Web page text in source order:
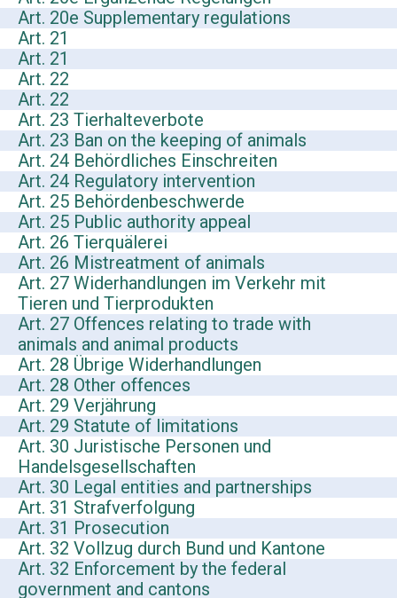
Art. 20e Supplementary regulations
Art. 21
Art. 21
Art. 22
Art. 22
Art. 23 Tierhalteverbote
Art. 23 Ban on the keeping of animals
Art. 24 Behördliches Einschreiten
Art. 24 Regulatory intervention
Art. 25 Behördenbeschwerde
Art. 25 Public authority appeal
Art. 26 Tierquälerei
Art. 26 Mistreatment of animals
Art. 27 Widerhandlungen im Verkehr mit
Tieren und Tierprodukten
Art. 27 Offences relating to trade with
animals and animal products
Art. 28 Übrige Widerhandlungen
Art. 28 Other offences
Art. 29 Verjährung
Art. 29 Statute of limitations
Art. 30 Juristische Personen und
Handelsgesellschaften
Art. 30 Legal entities and partnerships
Art. 31 Strafverfolgung
Art. 31 Prosecution
Art. 32 Vollzug durch Bund und Kantone
Art. 32 Enforcement by the federal
government and cantons